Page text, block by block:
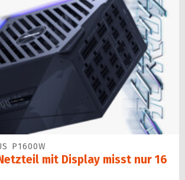
P1600W
mit Display misst nur 16